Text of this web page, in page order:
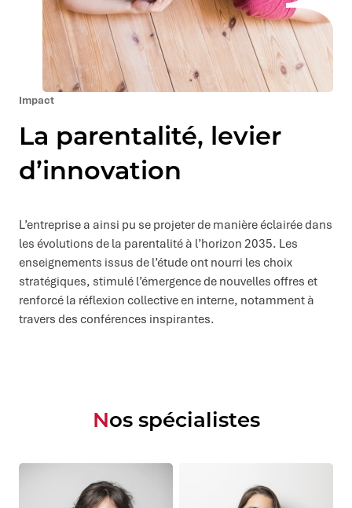
Impact
La parentalité, levier
d’innovation
L’entreprise a ainsi pu se projeter de manière éclairée dans
les évolutions de la parentalité à l’horizon 2035. Les
enseignements issus de l’étude ont nourri les choix
stratégiques, stimulé l’émergence de nouvelles offres et
renforcé la réflexion collective en interne, notamment à
travers des conférences inspirantes.
Nos spécialistes